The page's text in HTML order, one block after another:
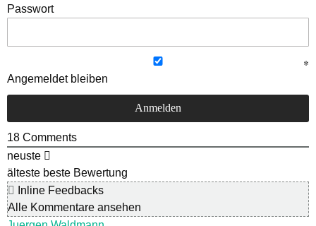
Passwort
Angemeldet bleiben
18 Comments
neuste
älteste beste Bewertung
Inline Feedbacks
Alle Kommentare ansehen